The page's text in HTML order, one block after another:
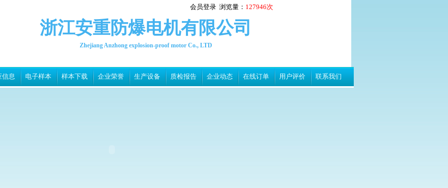
会员登录 浏览量： 127946次
浙江安重防爆电机有限公司
Zhejiang Anzhong explosion-proof motor Co., LTD
信息 电子样本 样本下载 企业荣誉 生产设备 质检报告 企业动态 在线订单 用户评价 联系我们